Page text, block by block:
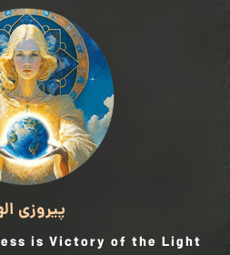
پیروزی
is Victory of the Light